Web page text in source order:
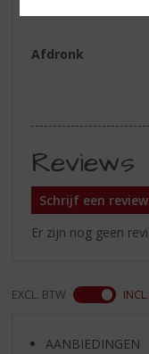
Afdronk
Reviews
Schrijf een review
Er zijn nog geen
EXCL. BTW
AANBIEDINGEN